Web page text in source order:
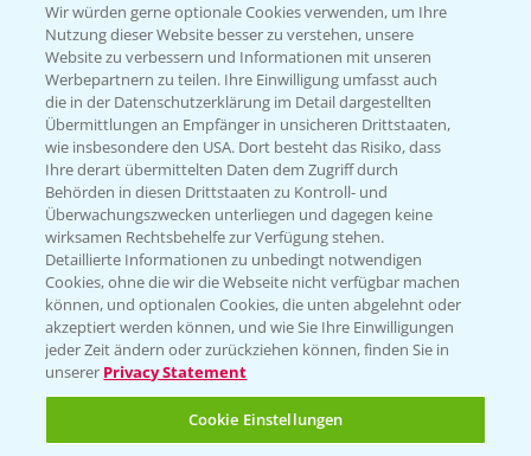
Hilfe in Notfällen
T.+49 (0)214/30-20220
Folgen Sie uns
Wir würden gerne optionale Cookies verwenden, um Ihre
Nutzung dieser Website besser zu verstehen, unsere
Website zu verbessern und Informationen mit unseren
Werbepartnern zu teilen. Ihre Einwilligung umfasst auch
die in der Datenschutzerklärung im Detail dargestellten
Übermittlungen an Empfänger in unsicheren Drittstaaten,
wie insbesondere den USA. Dort besteht das Risiko, dass
Ihre derart übermittelten Daten dem Zugriff durch
Behörden in diesen Drittstaaten zu Kontroll- und
Überwachungszwecken unterliegen und dagegen keine
wirksamen Rechtsbehelfe zur Verfügung stehen.
Detaillierte Informationen zu unbedingt notwendigen
Cookies, ohne die wir die Webseite nicht verfügbar machen
können, und optionalen Cookies, die unten abgelehnt oder
akzeptiert werden können, und wie Sie Ihre Einwilligungen
jeder Zeit ändern oder zurückziehen können, finden Sie in
unserer Privacy Statement
Cookie Einstellungen